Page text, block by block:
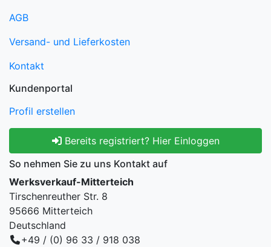
AGB
Versand- und Lieferkosten
Kontakt
Kundenportal
Profil erstellen
Bereits registriert? Hier Einloggen
So nehmen Sie zu uns Kontakt auf
Werksverkauf-Mitterteich
Tirschenreuther Str. 8
95666 Mitterteich
Deutschland
+49 / (0) 96 33 / 918 038